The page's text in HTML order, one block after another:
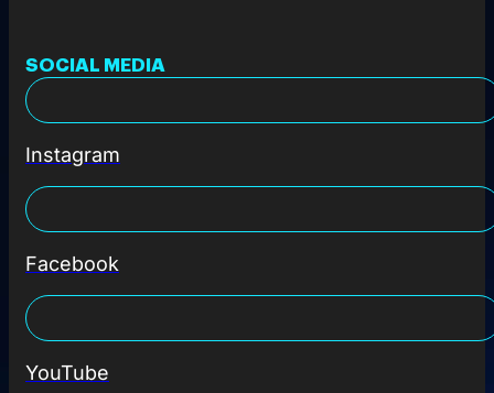
SOCIAL MEDIA
Instagram
Facebook
YouTube